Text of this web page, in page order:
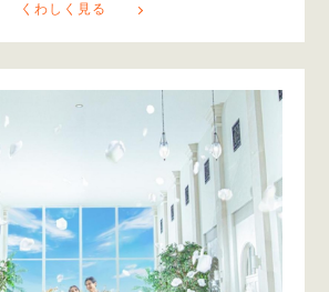
くわしく見る